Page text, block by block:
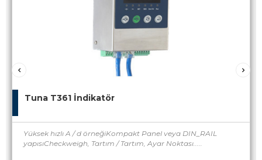
Tuna T361 İndikatör
Yüksek hızlı A / d örneğiKompakt Panel veya DIN_RAIL
yapısıCheckweigh, Tartım / Tartım, Ayar Noktası.....